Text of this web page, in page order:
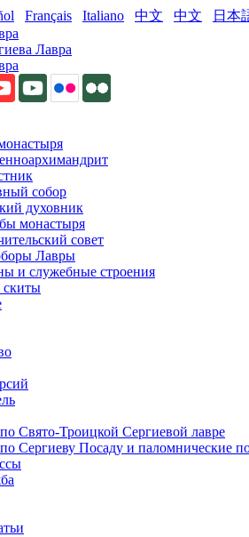
Français Italiano 中文 中文 日本
собор
духовник
монастыря
совет
Лавры
и служебные строения
скиты
Свято-Троицкой Сергиевой лавре
Сергиеву Посаду и паломнические